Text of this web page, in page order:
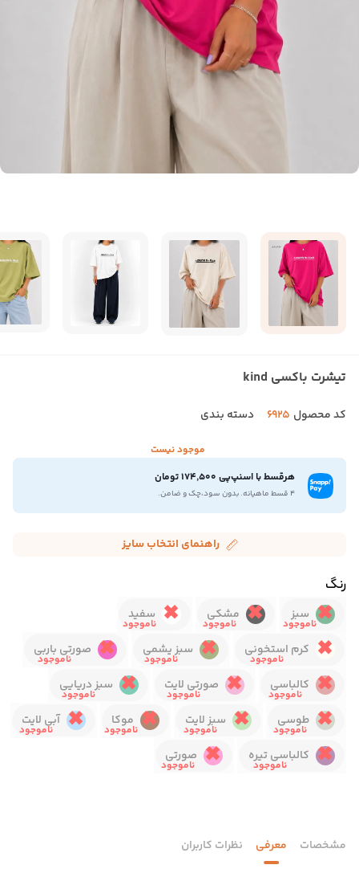
تیشرت باکسی kind
کد محصول 6925 دسته بندی
موجود نیست
هرقسط با اسنپ‌پی 174,500 تومان
۴ قسط ماهیانه. بدون سود،چک و ضامن.
راهنمای انتخاب سایز
رنگ
سبز مشکی
سفید
کرم استخونی
سبز یشمی
صورتی باربی
کالباسی
صورتی لایت
سبز دریایی
طوسی
سبز لایت موکا
آبی لایت
کالباسی تیره
صورتی
مشخصات معرفی نظرات کاربران